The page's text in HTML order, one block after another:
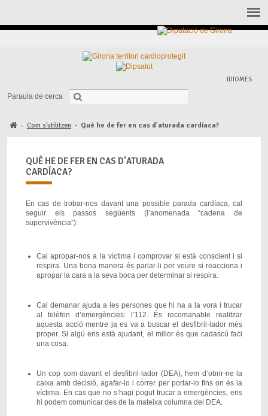
IDIOMES
Paraula de cerca
· Com s'utilitzen · Què he de fer en cas d'aturada cardíaca?
QUÈ HE DE FER EN CAS D'ATURADA
CARDÍACA?
En cas de trobar-nos davant una possible parada cardíaca, cal
seguir els passos següents (l’anomenada “cadena de
supervivència”):
Cal apropar-nos a la víctima i comprovar si està conscient i si
respira. Una bona manera és parlar-li per veure si reacciona i
apropar la cara a la seva boca per determinar si respira.
Cal demanar ajuda a les persones que hi ha a la vora i trucar
al telèfon d’emergències: l’112. És recomanable realitzar
aquesta acció mentre ja es va a buscar el desfibril·lador més
proper. Si algú ens està ajudant, el millor és que cadascú faci
una cosa.
Un cop som davant el desfibril·lador (DEA), hem d’obrir-ne la
caixa amb decisió, agafar-lo i córrer per portar-lo fins on és la
víctima. En cas que no s’hagi pogut trucar a emergències, ens
hi podem comunicar des de la mateixa columna del DEA.